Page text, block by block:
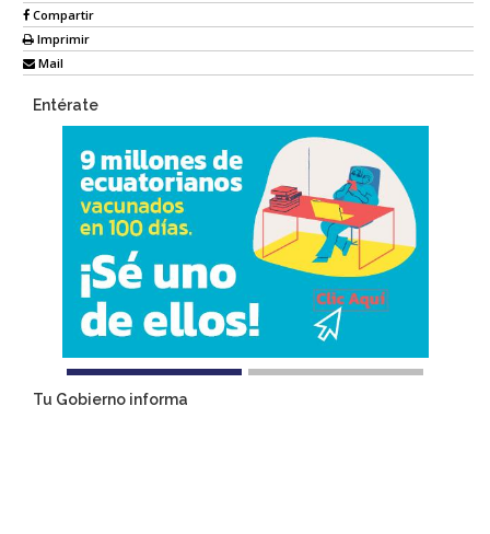
Compartir
Imprimir
Mail
Entérate
Tu Gobierno informa